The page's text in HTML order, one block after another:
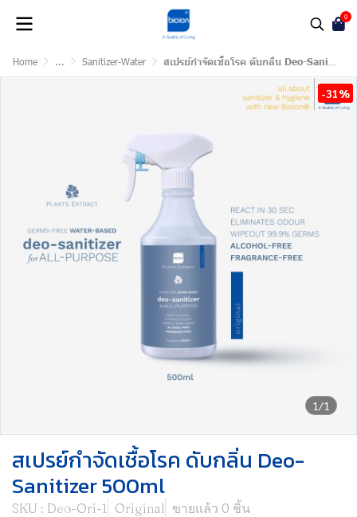
0
Home ... Sanitizer-Water สเปรย์กำจัดเชื้อโรค ดับกลิ่น Deo-Sanitizer 500ml
1/1
-31%
สเปรย์กำจัดเชื้อโรค ดับกลิ่น Deo-
Sanitizer 500ml
SKU : Deo-Ori-1 Original ขายแล้ว 0 ชิ้น